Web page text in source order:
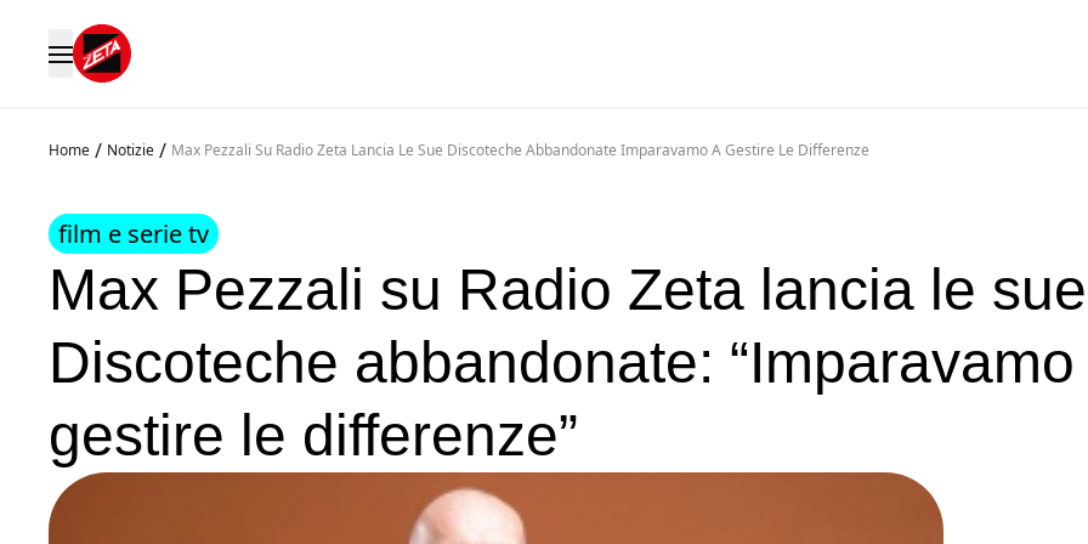
Home / Notizie / Max Pezzali Su Radio Zeta Lancia Le Sue Discoteche Abbandonate Imparavamo A Gestire Le Differenze
film e serie tv
Max Pezzali su Radio Zeta lancia le sue
Discoteche abbandonate:
gestire le differenze”